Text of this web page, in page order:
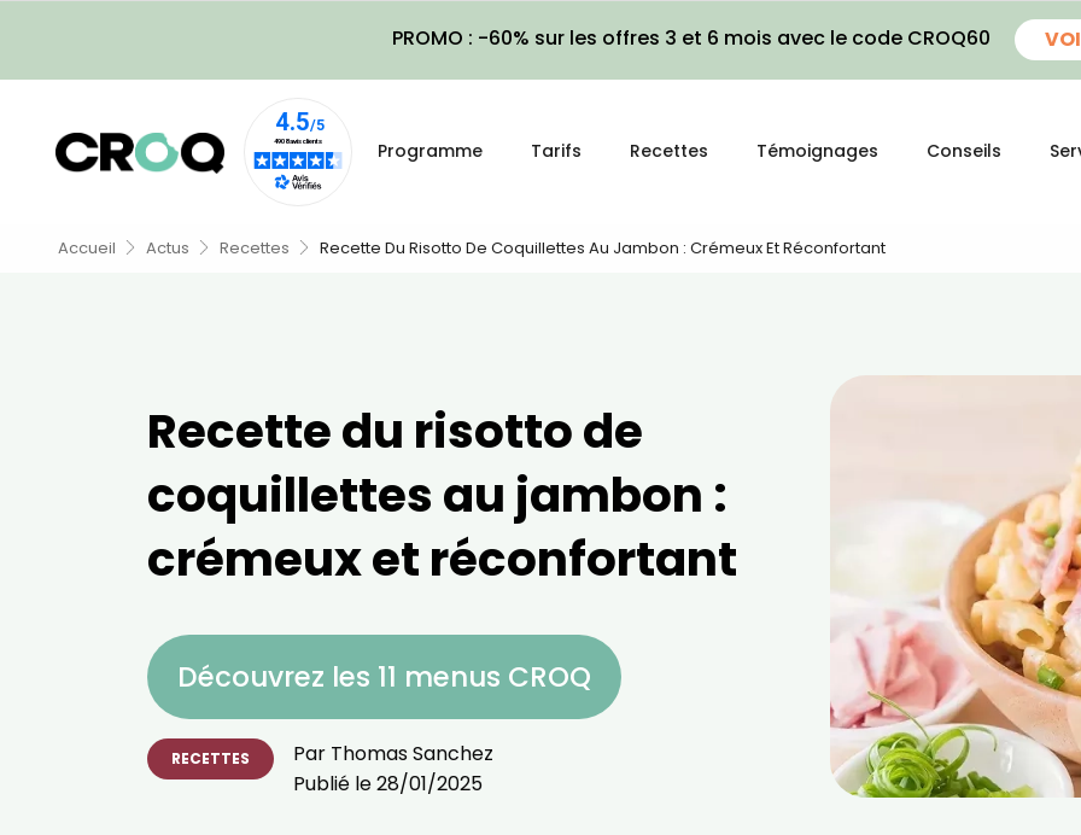
PROMO : -60% sur les offres 3 et 6 mois avec le code CROQ60
Programme Tarifs Recettes Témoignages Conseils
Accueil Actus Recettes Recette Du Risotto De Coquillettes Au Jambon : Crémeux Et Réconfortant
Recette du risotto de
coquillettes au jambon :
crémeux et réconfortant
Découvrez les 11 menus CROQ
RECETTES Par Thomas Sanchez
Publié le28/01/2025